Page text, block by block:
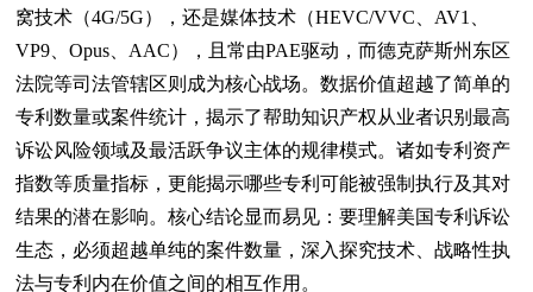
窝技术（4G/5G），还是媒体技术（HEVC/VVC、AV1、
VP9、Opus、AAC），且常由PAE驱动，而德克萨斯州东区
法院等司法管辖区则成为核心战场。数据价值超越了简单的
专利数量或案件统计，揭示了帮助知识产权从业者识别最高
诉讼风险领域及最活跃争议主体的规律模式。诸如专利资产
指数等质量指标，更能揭示哪些专利可能被强制执行及其对
结果的潜在影响。核心结论显而易见：要理解美国专利诉讼
生态，必须超越单纯的案件数量，深入探究技术、战略性执
法与专利内在价值之间的相互作用。